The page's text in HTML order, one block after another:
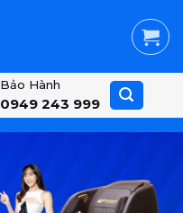
Bảo Hành
0949 243 999